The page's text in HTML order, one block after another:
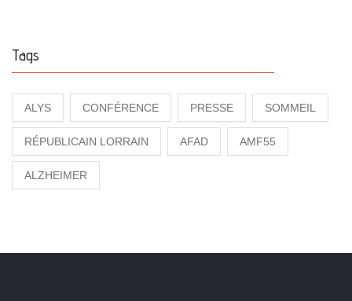
Tags
ALYS CONFÉRENCE PRESSE SOMMEIL
RÉPUBLICAIN LORRAIN AFAD AMF55
ALZHEIMER